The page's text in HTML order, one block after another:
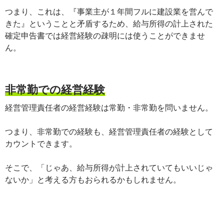
つまり、これは、『事業主が１年間フルに建設業を営んで
きた』ということと矛盾するため、給与所得の計上された
確定申告書では経営経験の疎明には使うことができませ
ん。
非常勤での経営経験
経営管理責任者の経営経験は常勤・非常勤を問いません。
つまり、非常勤での経験も、経営管理責任者の経験として
カウントできます。
そこで、「じゃあ、給与所得が計上されていてもいいじゃ
ないか」と考える方もおられるかもしれません。